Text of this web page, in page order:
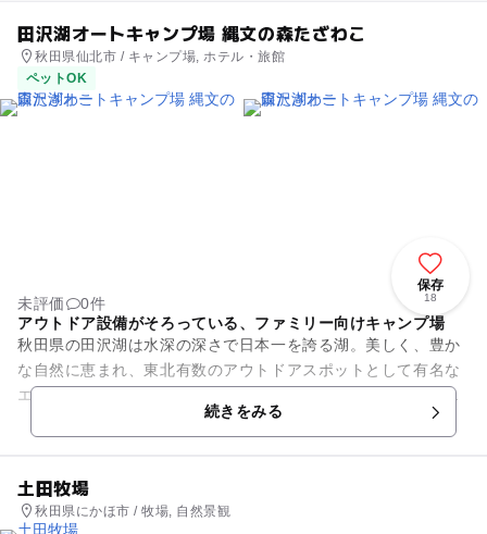
田沢湖オートキャンプ場 縄文の森たざわこ
秋田県仙北市 / キャンプ場, ホテル・旅館
ペットOK
保存
18
未評価
0件
アウトドア設備がそろっている、ファミリー向けキャンプ場
秋田県の田沢湖は水深の深さで日本一を誇る湖。美しく、豊か
な自然に恵まれ、東北有数のアウトドアスポットとして有名な
エリアです。田沢湖オートキャンプ場「縄文の森たざわこ」
は、田沢湖の東北に位置し、こ...
続きをみる
土田牧場
秋田県にかほ市 / 牧場, 自然景観